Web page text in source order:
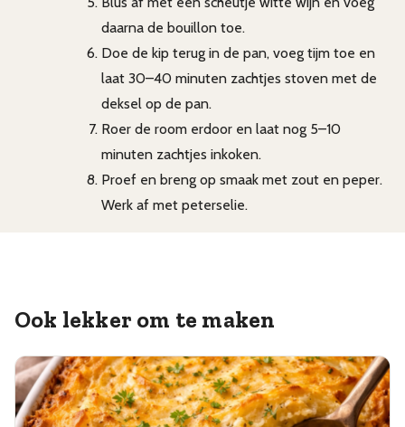
daarna de bouillon toe.
Doe de kip terug in de pan, voeg tijm toe en
laat 30–40 minuten zachtjes stoven met de
deksel op de pan.
Roer de room erdoor en laat nog 5–10
minuten zachtjes inkoken.
Proef en breng op smaak met zout en peper.
Werk af met peterselie.
Ook lekker om te maken